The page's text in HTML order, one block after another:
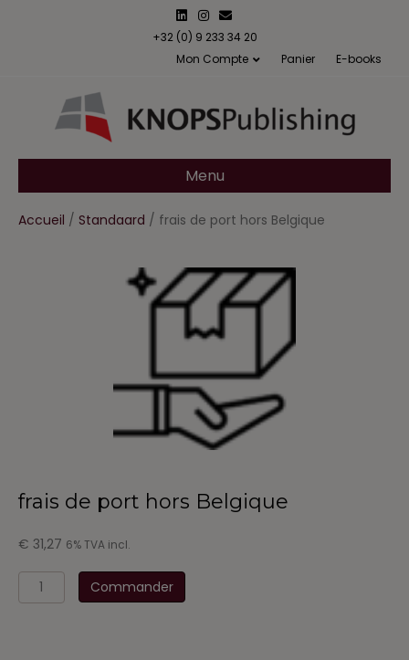
n
n
s
a
m
m
a
l
+32 (0) 9 233 34 20
Mon Compte
Panier E-books
Menu
Accueil / Standaard / frais de port hors Belgique
frais de port hors Belgique
€ 31,27 6% TVA incl.
quantité
de
Commander